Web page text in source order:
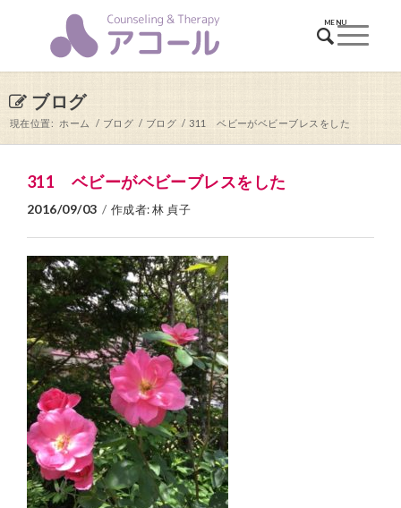
ブログ
現在位置: ホーム / ブログ / ブログ / 311 ベビーがベビーブレスをした
311 ベビーがベビーブレスをした
2016/09/03 / 作成者:林 貞子